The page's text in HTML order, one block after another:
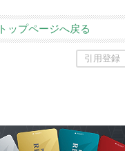
ップページへ戻る
引用登録